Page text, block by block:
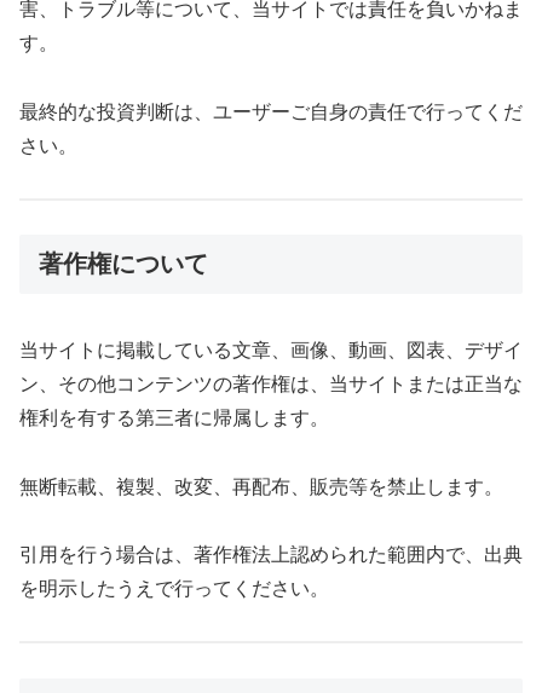
害、トラブル等について、当サイトでは責任を負いかねま
す。
最終的な投資判断は、ユーザーご自身の責任で行ってくだ
さい。
著作権について
当サイトに掲載している文章、画像、動画、図表、デザイ
ン、その他コンテンツの著作権は、当サイトまたは正当な
権利を有する第三者に帰属します。
無断転載、複製、改変、再配布、販売等を禁止します。
引用を行う場合は、著作権法上認められた範囲内で、出典
を明示したうえで行ってください。